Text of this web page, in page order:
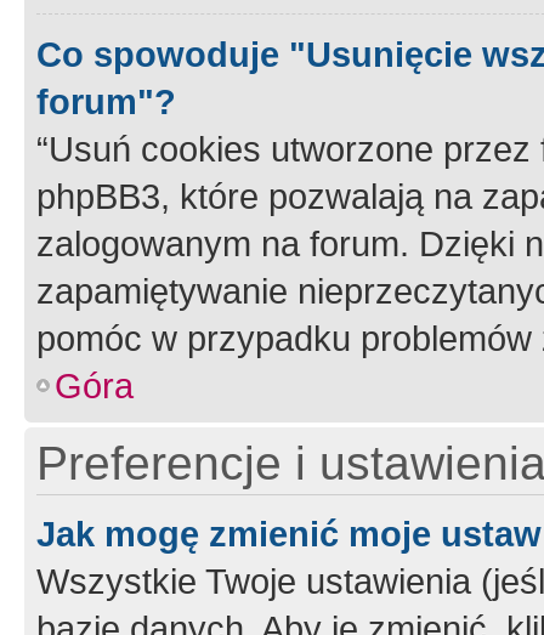
Co spowoduje "Usunięcie
forum"?
“Usuń cookies utworzone
phpBB3, które pozwalają na
zalogowanym na forum. Dzięki
zapamiętywanie
pomóc w przypadku
Góra
Preferencje i
Jak mogę zmienić moje
Wszystkie Twoje ustawienia